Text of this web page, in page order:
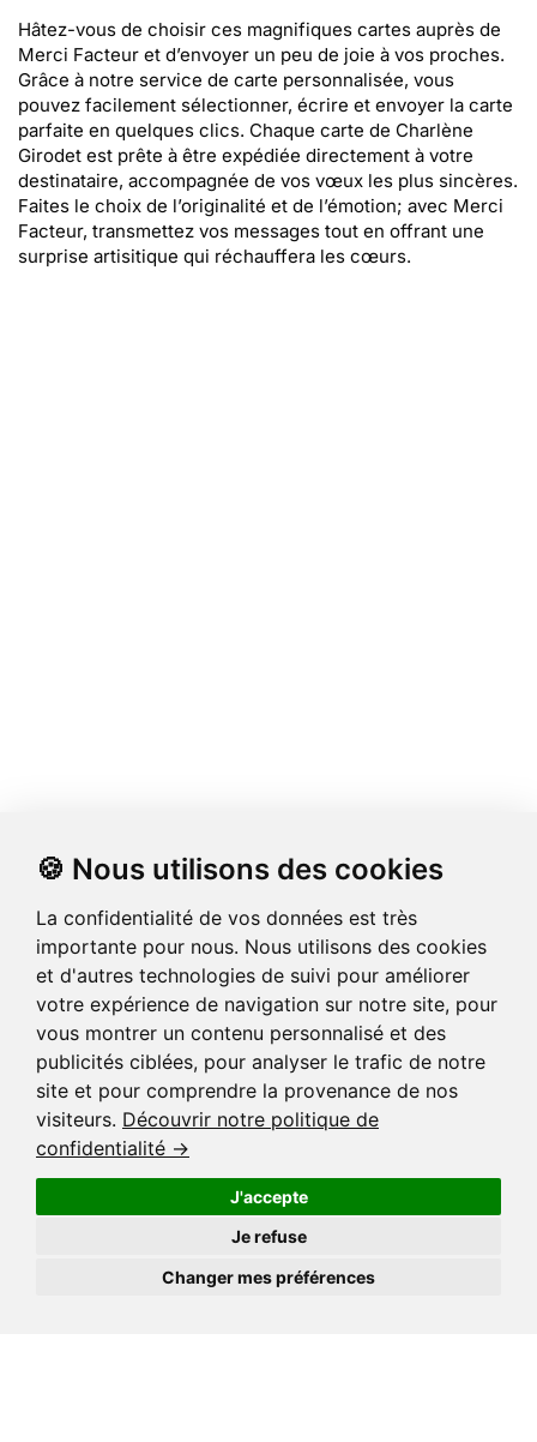
🍪 Nous utilisons des cookies
La confidentialité de vos données est très
importante pour nous. Nous utilisons des cookies
et d'autres technologies de suivi pour améliorer
votre expérience de navigation sur notre site, pour
vous montrer un contenu personnalisé et des
publicités ciblées, pour analyser le trafic de notre
site et pour comprendre la provenance de nos
visiteurs. Découvrir notre politique de
confidentialité →
J'accepte
Je refuse
Changer mes préférences
Hâtez-vous de choisir ces magnifiques cartes auprès de
Merci Facteur et d’envoyer un peu de joie à vos proches.
Grâce à notre service de carte personnalisée, vous
pouvez facilement sélectionner, écrire et envoyer la carte
parfaite en quelques clics. Chaque carte de Charlène
Girodet est prête à être expédiée directement à votre
destinataire, accompagnée de vos vœux les plus sincères.
Faites le choix de l’originalité et de l’émotion; avec Merci
Facteur, transmettez vos messages tout en offrant une
surprise artisitique qui réchauffera les cœurs.